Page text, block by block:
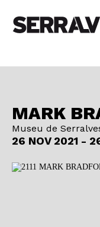
VISITAR
LOJA
PT | EN
AMIGOS
MARK
Museu de
26 NOV 2021 -